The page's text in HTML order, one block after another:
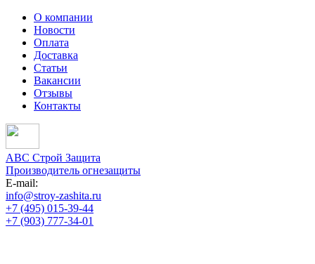
О компании
Новости
Оплата
Доставка
Статьи
Вакансии
Отзывы
Контакты
АВС Строй Защита
Производитель огнезащиты
E-mail:
info@stroy-zashita.ru
+7 (495) 015-39-44
+7 (903) 777-34-01